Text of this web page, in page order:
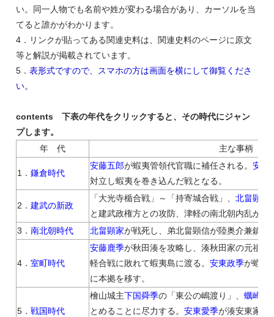
い。同一人物でも名前や姓が変わる場合があり、カーソルを当
てると誰かがわかります。
4．リンクが貼ってある関連史料は、関連史料のページに原文
等と解説が掲載されています。
5．表形式ですので、スマホの方は画面を横にして御覧くださ
い。
contents 下表の年代をクリックすると、その時代にジャン
プします。
年 代
主な事柄
1．鎌倉時代
安藤五郎が蝦夷管領代官職に補任される。安藤
対立し蝦夷を巻き込んだ戦となる。
2．建武の新政
「大光寺楯合戦」～「持寄城合戦」、北畠顕家
と建武政権方との攻防、津軽の南北朝内乱が始
3．南北朝時代 北畠顕家が戦死し、弟北畠顕信が陸奥介兼鎮守
4．室町時代
安藤鹿季が秋田湊を攻略し、湊秋田家の元祖に
軽合戦に敗れて蝦夷島に渡る。安東政季が蝦夷
に本拠を移す。
5．戦国時代
檜山城主下国舜季の「東公の嶋渡り」、蠣崎季
とめることに尽力する。安東愛季が湊安東家旧